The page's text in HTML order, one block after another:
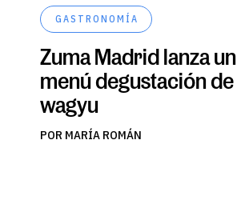
GASTRONOMÍA
Zuma Madrid lanza un
menú degustación de
wagyu
POR MARÍA ROMÁN